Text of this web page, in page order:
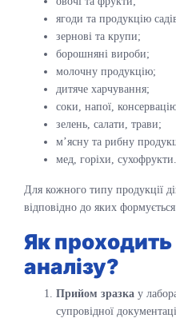
ягоди та продукцію
зернові та крупи;
борошняні вироби;
молочну продукцію;
дитяче харчування;
соки, напої,
зелень, салати, трави;
м’ясну та рибну
мед, горіхи, сухофрукти.
Для кожного типу продукції
відповідно до яких
Як
аналізу?
Прийом зразка у
супровідної